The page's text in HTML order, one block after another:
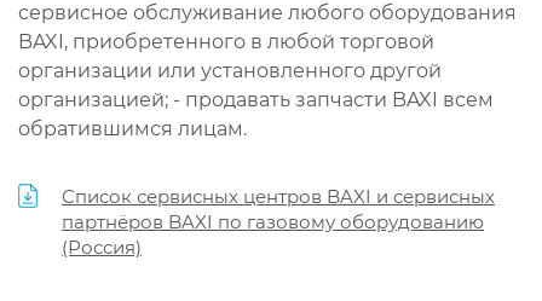
сервисное обслуживание любого оборудования
BAXI, приобретенного в любой торговой
организации или установленного другой
организацией; - продавать запчасти BAXI всем
обратившимся лицам.
Список сервисных центров BAXI и сервисных
партнёров BAXI по газовому оборудованию
(Россия)